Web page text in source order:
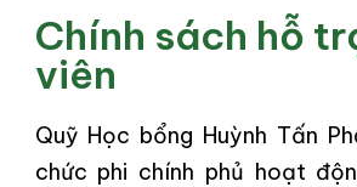
Chính sách hỗ
viên
Quỹ Học bổng Huỳnh Tấn
chức phi chính phủ hoạt